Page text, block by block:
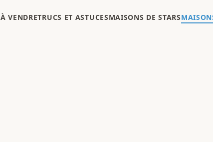
À VENDRETRUCS ET ASTUCESMAISONS DE STARS